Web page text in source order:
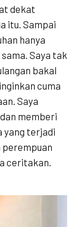
dekat
itu. Sampai
hanya
Saya tak
bakal
cuma
Saya
memberi
yang terjadi
perempuan
ceritakan.